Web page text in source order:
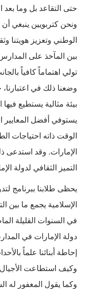
حتى التقاعد بل وما بعد
ونحن كتربويين ينبغي
الوطني وتعزيز هويتنا
بين المآخذ على
تولي اهتماماً كافياً
وضعنا ذلك في
بيئة مثالية يستطيع
يستوفي أفضل المعايير
الوقت ذاته احتياجات
الإمارات. وقد استدعى
التميز الثقافي لدولة
يحظى طلابنا ببرنامج
الإسلامية يجمع ما بين
في السنوات القليلة
دولة الإمارات في
إحاطة أبنائنا علماً
وكيف استطاعت الأجيال
وكما يقول المغفور له